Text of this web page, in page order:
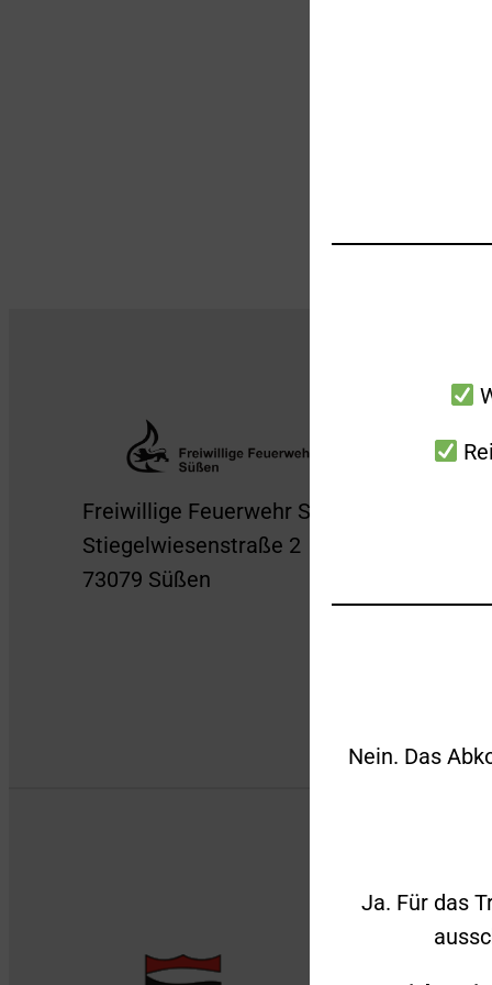
Freiwillige Feuerwehr Süßen
Stiegelwiesenstraße 2
73079 Süßen
Nein. Das
Ja. Für das